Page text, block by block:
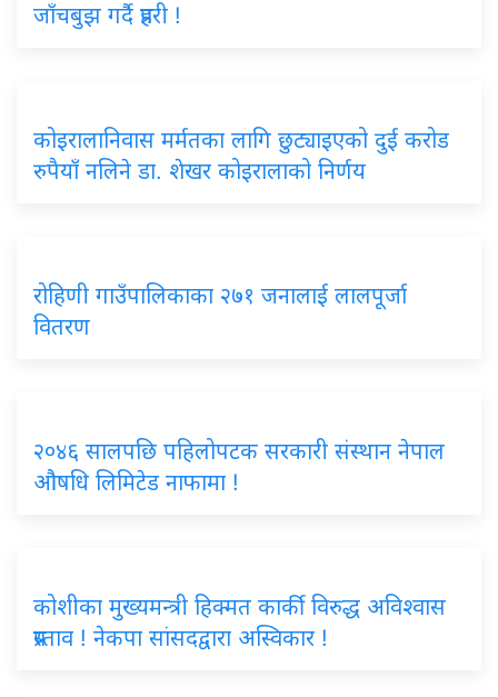
जाँचबुझ गर्दै प्रहरी !
कोइरालानिवास मर्मतका लागि छुट्याइएको दुई करोड
रुपैयाँ नलिने डा. शेखर कोइरालाको निर्णय
रोहिणी गाउँपालिकाका २७१ जनालाई लालपूर्जा
वितरण
२०४६ सालपछि पहिलोपटक सरकारी संस्थान नेपाल
औषधि लिमिटेड नाफामा !
कोशीका मुख्यमन्त्री हिक्मत कार्की विरुद्ध अविश्वास
प्रस्ताव ! नेकपा सांसदद्वारा अस्विकार !